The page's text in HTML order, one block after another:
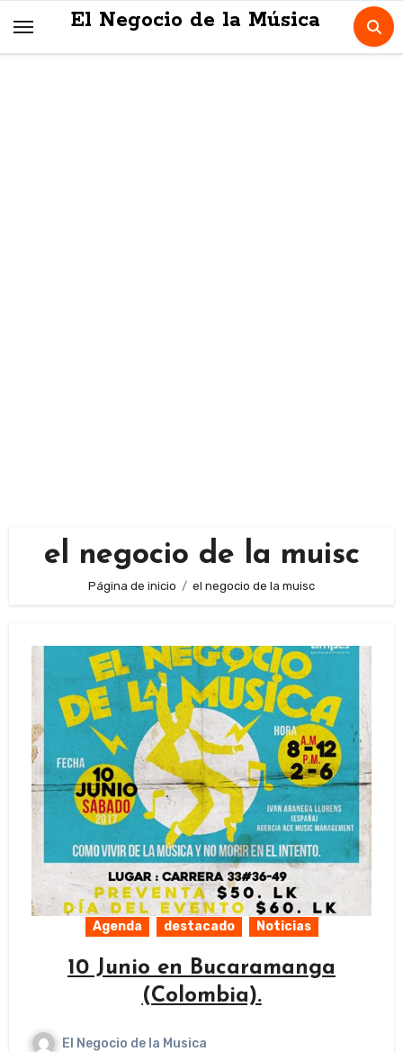
El Negocio de la Música
el negocio de la muisc
Página de inicio el negocio de la muisc
Agenda destacado Noticias
10 Junio en Bucaramanga
(Colombia).
El Negocio de la Musica